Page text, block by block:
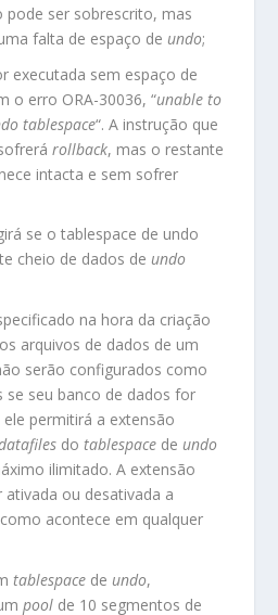
pode ser sobrescrito, mas
falta de espaço de undo;
executada sem espaço de
o erro ORA-30036, “unable to
tablespace“. A instrução que
rollback, mas o restante
intacta e sem sofrer
se o tablespace de undo
cheio de dados de undo
na hora da criação
arquivos de dados de um
serão configurados como
se seu banco de dados for
ele permitirá a extensão
do tablespacede undo
ilimitado. A extensão
ou desativada a
acontece em qualquer
tablespacede undo,
poolde 10 segmentos de